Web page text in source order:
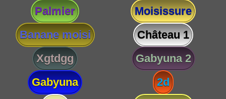
Palmier
Moisissure
Banane moisi
Château 1
Xgtdgg
Gabyuna 2
Gabyuna
2d